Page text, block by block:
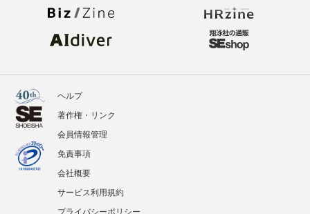
ヘルプ
著作権・リンク
会員情報管理
免責事項
会社概要
サービス利用規約
プライバシーポリシー